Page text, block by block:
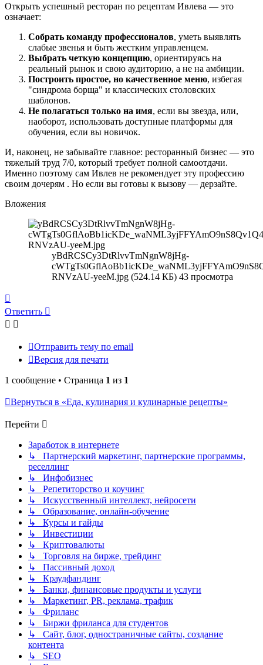
Открыть успешный ресторан по рецептам Ивлева — это
означает:
Собрать команду профессионалов, уметь выявлять
слабые звенья и быть жестким управленцем.
Выбрать четкую концепцию, ориентируясь на
реальный рынок и свою аудиторию, а не на амбиции.
Построить простое, но качественное меню, избегая
"синдрома борща" и классических столовских
шаблонов.
Не полагаться только на имя, если вы звезда, или,
наоборот, использовать доступные платформы для
обучения, если вы новичок.
И, наконец, не забывайте главное: ресторанный бизнес — это
тяжелый труд 7/0, который требует полной самоотдачи.
Именно поэтому сам Ивлев не рекомендует эту профессию
своим дочерям . Но если вы готовы к вызову — дерзайте.
Вложения
yBdRCSCy3DtRlvvTmNgnW8jHg-
RNVzAU-yeeM.jpg (524.14 КБ) 43 просмотра
к
началу
Ответить
Отправить тему по email
Версия для печати
1 сообщение • Страница 1 из 1
Вернуться в «Еда, кулинария и кулинарные рецепты»
Перейти
Заработок в интернете
↳ Партнерский маркетинг, партнерские программы,
реселлинг
↳ Инфобизнес
↳ Репетиторство и коучинг
↳ Искусственный интеллект, нейросети
↳ Образование, онлайн-обучение
↳ Курсы и гайды
↳ Инвестиции
↳ Криптовалюты
↳ Торговля на бирже, трейдинг
↳ Пассивный доход
↳ Краудфандинг
↳ Банки, финансовые продукты и услуги
↳ Маркетинг, PR, реклама, трафик
↳ Фриланс
↳ Биржи фриланса для студентов
↳ Сайт, блог, одностраничные сайты, создание
контента
↳ SEO